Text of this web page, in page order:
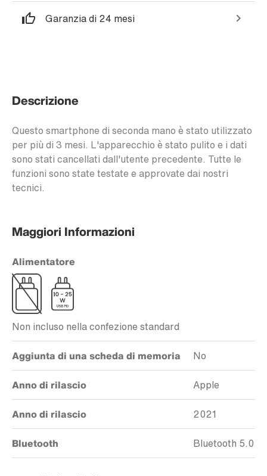
Garanzia di 24 mesi
Descrizione
Questo smartphone di seconda mano è stato utilizzato
per più di 3 mesi. L'apparecchio è stato pulito e i dati
sono stati cancellati dall'utente precedente. Tutte le
funzioni sono state testate e approvate dai nostri
tecnici.
Maggiori Informazioni
Alimentatore
Non incluso nella confezione standard
Aggiunta di una scheda di memoria No
Anno di rilascio Apple
Anno di rilascio 2021
Bluetooth Bluetooth 5.0